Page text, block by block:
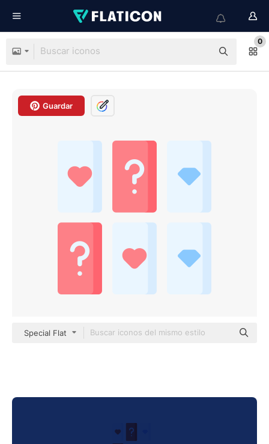
0
Guardar
Special Flat